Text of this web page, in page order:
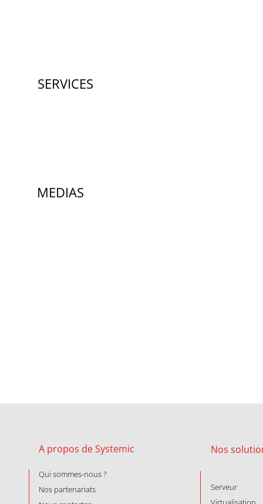
A propos de Systemic
Qui sommes-nous ?
Nos partenariats
Nos
Serveur
SERVICES
MEDIAS